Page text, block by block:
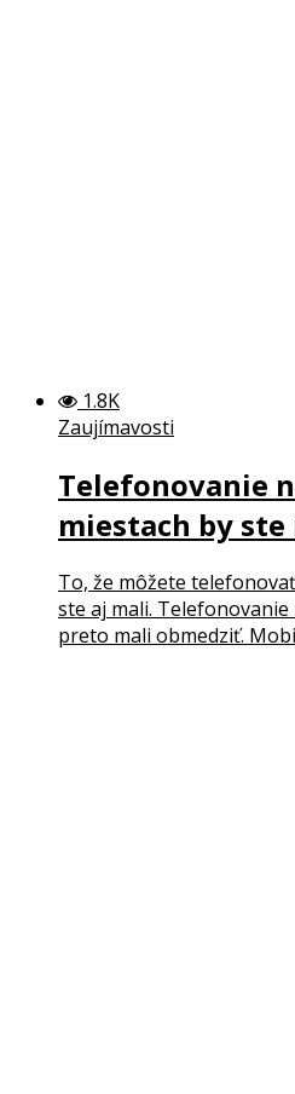
1.8K
Zaujímavosti
Telefonovanie
miestach by
To, že môžete
ste aj mali.
preto mali obmedziť.